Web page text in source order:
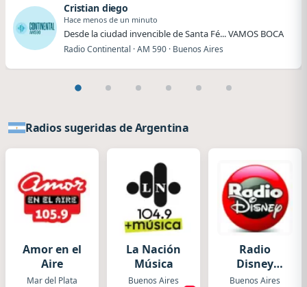
Cristian diego
Hace menos de un minuto
Desde la ciudad invencible de Santa Fé... VAMOS BOCA
Radio Continental · AM 590 · Buenos Aires
Radios sugeridas de Argentina
Amor en el
Aire
Mar del Plata
La Nación
Música
Buenos Aires
Radio
Disney
Argentina
Buenos Aires